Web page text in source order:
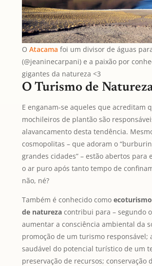
O Atacama foi um divisor de águas
(@jeaninecarpani) e a paixão por
gigantes da natureza <3
O Turismo de
E enganam-se aqueles que acreditam
mochileiros de plantão são
alavancamento desta tendência.
cosmopolitas – que adoram o
grandes cidades” – estão abertos para
o ar puro após tanto tempo de
não, né?
Também é conhecido como ecoturismo
de naturezacontribui para – segundo o
aumentar a consciência ambiental da
promoção de um turismo responsável;
saudável do potencial turístico de um
preservação de recursos; conservação